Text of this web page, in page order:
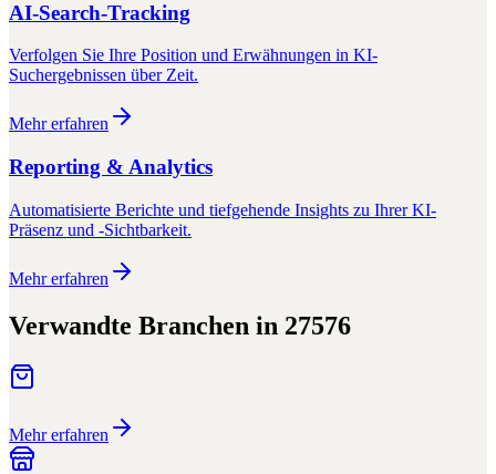
AI-Search-Tracking
Verfolgen Sie Ihre Position und Erwähnungen in KI-
Suchergebnissen über Zeit.
Mehr erfahren
Reporting & Analytics
Automatisierte Berichte und tiefgehende Insights zu Ihrer KI-
Präsenz und -Sichtbarkeit.
Mehr erfahren
Verwandte Branchen in 27576
Mehr erfahren